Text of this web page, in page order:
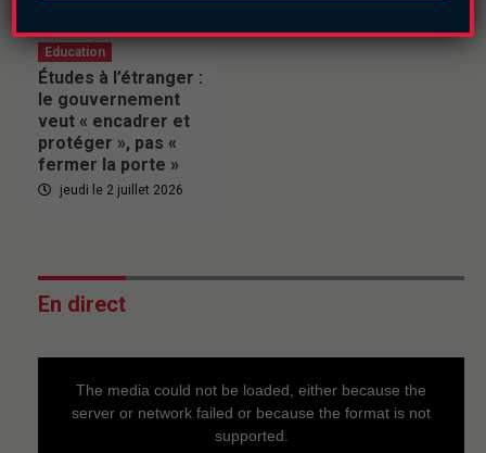
Education
Études à l’étranger :
le gouvernement
veut « encadrer et
protéger », pas «
fermer la porte »
jeudi le 2 juillet 2026
En direct
The media could not be loaded, either because the
server or network failed or because the format is not
supported.